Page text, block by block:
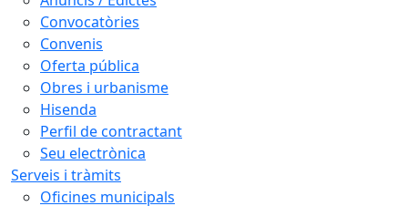
Convocatòries
Convenis
Oferta pública
Obres i urbanisme
Hisenda
Perfil de contractant
Seu electrònica
Serveis i tràmits
Oficines municipals